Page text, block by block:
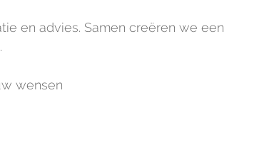
en advies. Samen creëren we een
wensen